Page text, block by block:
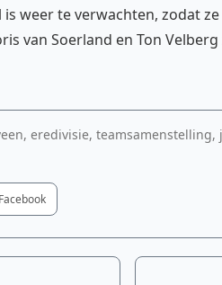
weer te verwachten, zodat
van Soerland en Ton
eredivisie,
Facebook